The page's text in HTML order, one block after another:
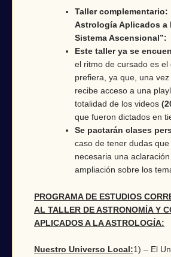
Taller complementario:
Astrología Aplicados a
Sistema Ascensional”:
Este taller ya se
el ritmo de cursado es el
prefiera, ya que, una vez
recibe acceso a una
totalidad de los videos
que fueron dictados en
Se pactarán clases
caso de tener dudas que
necesaria una
ampliación sobre los
PROGRAMA DE ESTUDIOS
AL TALLER DE ASTRONOMÍA Y
APLICADOS A LA ASTROLOGÍA:
Nuestro Universo Local:1) – El